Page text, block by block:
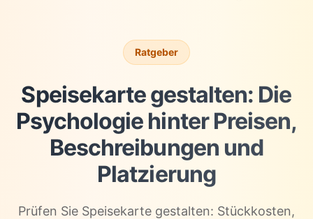
Ratgeber
Speisekarte gestalten: Die
Psychologie hinter Preisen,
Beschreibungen und
Platzierung
Prüfen Sie Speisekarte gestalten: Stückkosten,